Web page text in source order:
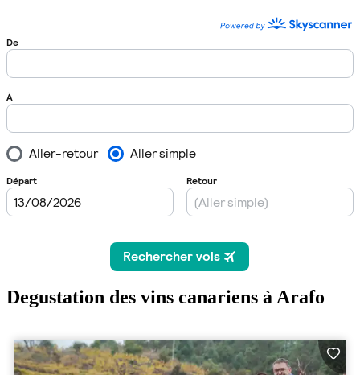
Degustation des vins canariens à Arafo